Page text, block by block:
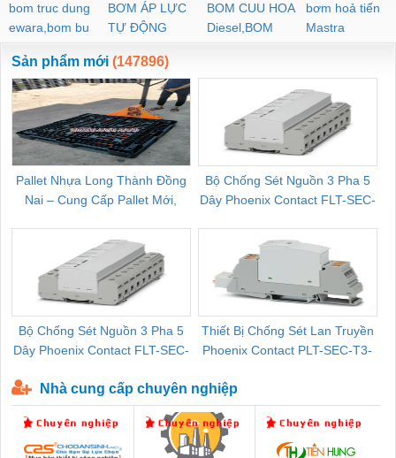
bom truc dung
ewara,bom bu
ewara
BƠM ÁP LỰC
TỰ ĐỘNG
BOM CUU HOA
Diesel,BOM
CHUA CHAY
bơm hoả tiển
Mastra
Sản phẩm mới (147896)
Pallet Nhựa Long Thành Đồng
Nai – Cung Cấp Pallet Mới,
Bộ Chống Sét Nguồn 3 Pha 5
Dây Phoenix Contact FLT-SEC-
Bộ Chống Sét Nguồn 3 Pha 5
Dây Phoenix Contact FLT-SEC-
Thiết Bị Chống Sét Lan Truyền
Phoenix Contact PLT-SEC-T3-
Nhà cung cấp chuyên nghiệp